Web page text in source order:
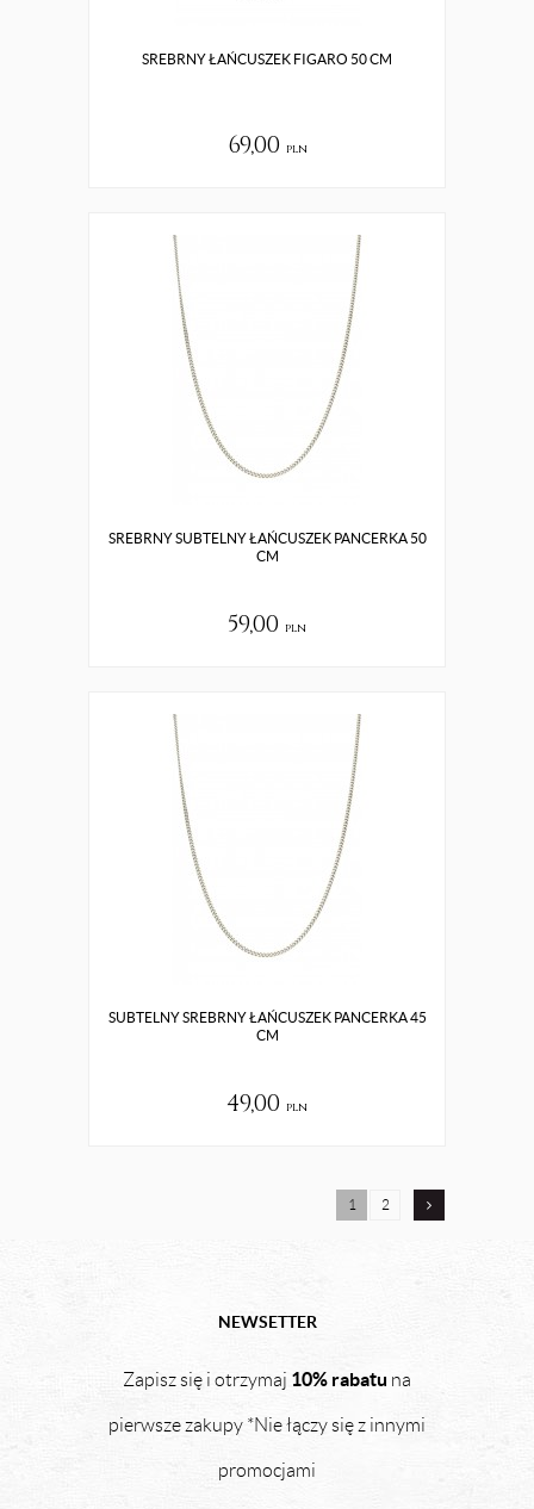
SREBRNY ŁAŃCUSZEK FIGARO 50 CM
69,00 pln
SREBRNY SUBTELNY ŁAŃCUSZEK PANCERKA 50
CM
59,00 pln
SUBTELNY SREBRNY ŁAŃCUSZEK PANCERKA 45
CM
49,00 pln
1 2
NEWSETTER
Zapisz się i otrzymaj 10% rabatu na
pierwsze zakupy *Nie łączy się z innymi
promocjami